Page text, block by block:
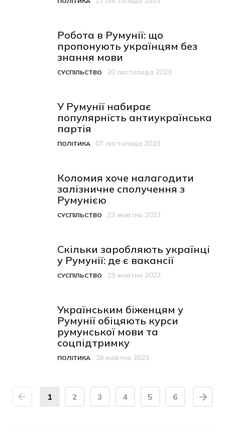
Категорія
Дата публікації
Робота в Румунії: що
пропонують українцям без
знання мови
Категорія
СУСПІЛЬСТВО
Дата публікації20 листопада 2023
У Румунії набирає
популярність антиукраїнська
партія
Категорія
ПОЛІТИКА
Дата публікації
07 листопада 2023
Коломия хоче налагодити
залізничне сполучення з
Румунією
Категорія
СУСПІЛЬСТВО
Дата публікації23 жовтня 2023
Скільки заробляють українці
у Румунії: де є вакансії
Категорія
СУСПІЛЬСТВО
Дата публікації19 жовтня 2023
Українським біженцям у
Румунії обіцяють курси
румунської мови та
соцпідтримку
Категорія
ПОЛІТИКА
Дата публікації
18 жовтня 2023
1 2 3 4 5 6